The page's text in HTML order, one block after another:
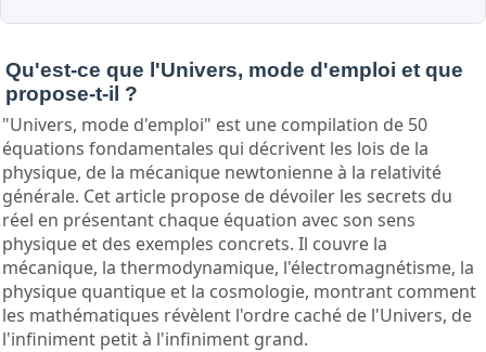
Qu'est-ce que l'Univers, mode d'emploi et que
propose-t-il ?
"Univers, mode d'emploi" est une compilation de 50
équations fondamentales qui décrivent les lois de la
physique, de la mécanique newtonienne à la relativité
générale. Cet article propose de dévoiler les secrets du
réel en présentant chaque équation avec son sens
physique et des exemples concrets. Il couvre la
mécanique, la thermodynamique, l'électromagnétisme, la
physique quantique et la cosmologie, montrant comment
les mathématiques révèlent l'ordre caché de l'Univers, de
l'infiniment petit à l'infiniment grand.